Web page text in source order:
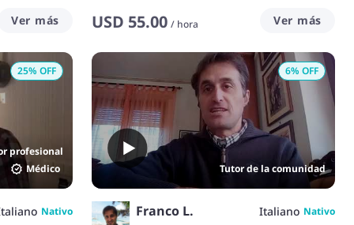
Ver más USD 55.00 / hora Ver más
profesional
Médico
25% OFF
Nativo
Tutor de la comunidad
6% OFF
Franco L. Italiano Nativo